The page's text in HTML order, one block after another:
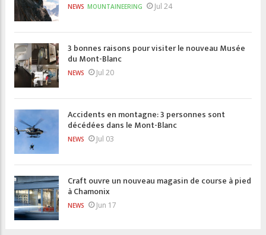
NEWS MOUNTAINEERING Jul 24
3 bonnes raisons pour visiter le nouveau Musée
du Mont-Blanc
NEWS Jul 20
Accidents en montagne: 3 personnes sont
décédées dans le Mont-Blanc
NEWS Jul 03
Craft ouvre un nouveau magasin de course à pied
à Chamonix
NEWS Jun 17